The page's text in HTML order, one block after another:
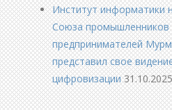
Институт информатики
Союза промышленников
предпринимателей
представил свое
цифровизации